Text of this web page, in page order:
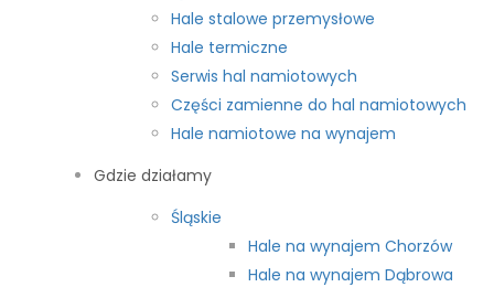
Hale stalowe przemysłowe
Hale termiczne
Serwis hal namiotowych
Części zamienne do hal namiotowych
Hale namiotowe na wynajem
Gdzie działamy
Śląskie
Hale na wynajem Chorzów
Hale na wynajem Dąbrowa